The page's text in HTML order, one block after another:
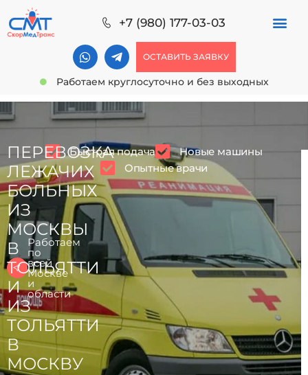
+7 (980) 177-03-03
ОСТАВИТЬ ЗАЯВКУ
Работаем круглосуточно и без выходных
Работаем
по
всей
Москве
и
области
ПЕРЕВОЗКА
ЛЕЖАЧИХ
БОЛЬНЫХ
ИЗ
МОСКВЫ
В
ТОЛЬЯТТИ
И
ИЗ
ТОЛЬЯТТИ
В
МОСКВУ
Быстрая подача
Новые машины
Опытные врачи